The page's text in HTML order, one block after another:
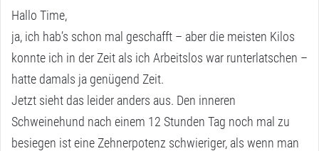
g
t
:
Hallo Time,
ja, ich hab’s schon mal geschafft – aber die meisten Kilos
konnte ich in der Zeit als ich Arbeitslos war runterlatschen –
hatte damals ja genügend Zeit.
Jetzt sieht das leider anders aus. Den inneren
Schweinehund nach einem 12 Stunden Tag noch mal zu
besiegen ist eine Zehnerpotenz schwieriger, als wenn man